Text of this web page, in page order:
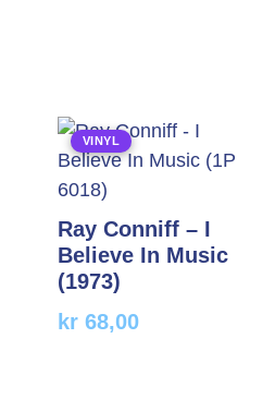
VINYL
Ray Conniff – I
Believe In Music
(1973)
kr 68,00